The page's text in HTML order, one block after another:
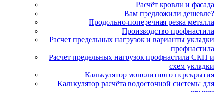
Расчёт кровли и фасада
Вам предложили дешевле?
Продольно-поперечная резка металла
Производство профнастила
Расчет предельных нагрузок и варианты укладки
профнастила
Расчет предельных нагрузок профнастила СКН и
схем укладки
Калькулятор монолитного перекрытия
Калькулятор расчёта водосточной системы для